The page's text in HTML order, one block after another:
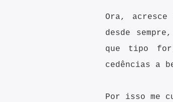
Ora,
desde
que tipo for,
cedências a
Por isso me